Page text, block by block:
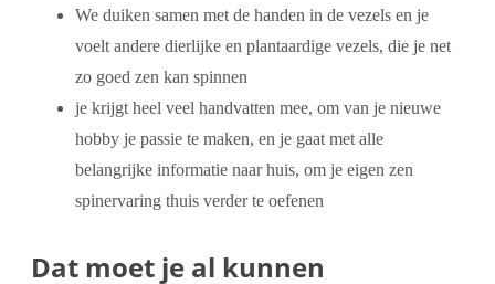
We duiken samen met de handen in de vezels en je
voelt andere dierlijke en plantaardige vezels, die je net
zo goed zen kan spinnen
je krijgt heel veel handvatten mee, om van je nieuwe
hobby je passie te maken, en je gaat met alle
belangrijke informatie naar huis, om je eigen zen
spinervaring thuis verder te oefenen
Dat moet je al kunnen